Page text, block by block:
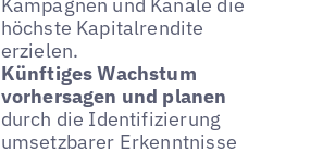
höchste Kapitalrendite
erzielen.
Künftiges Wachstum
vorhersagen und planen
durch die Identifizierung
umsetzbarer Erkenntnisse